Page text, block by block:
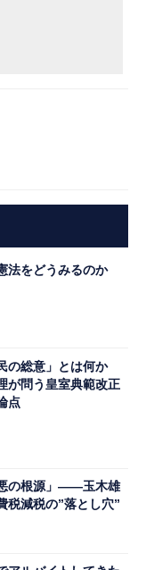
法をどうみるのか
の総意」とは何か
問う皇室典範改正
点
の根源」――玉木雄
税減税の”落とし穴”